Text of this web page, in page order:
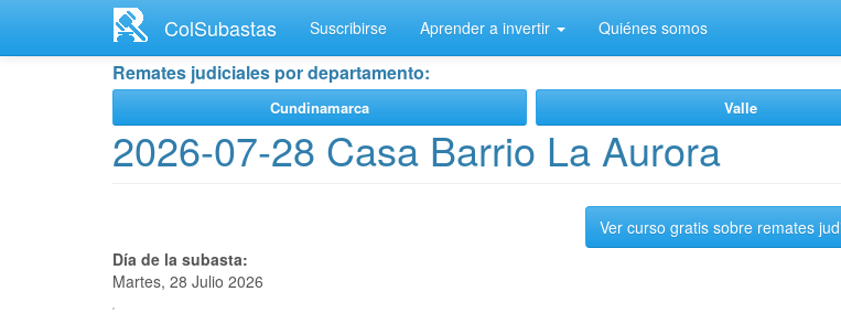
contenido
ColSubastas Suscribirse Aprender a invertir Quiénes somos
Remates judiciales por departamento:
Cundinamarca Valle
2026-07-28 Casa Barrio La Aurora
Ver curso gratis sobre remates
Día de la subasta:
Martes, 28 Julio 2026